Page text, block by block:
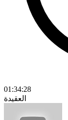
01:34:28
العقيدة